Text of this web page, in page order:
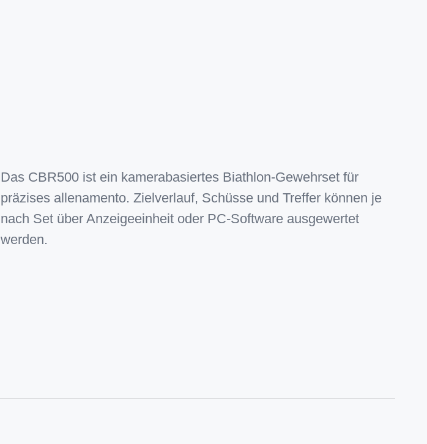
Das CBR500 ist ein kamerabasiertes Biathlon-Gewehrset für
präzises allenamento. Zielverlauf, Schüsse und Treffer können je
nach Set über Anzeigeeinheit oder PC-Software ausgewertet
werden.